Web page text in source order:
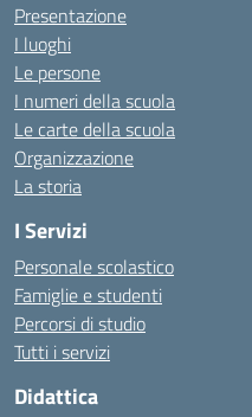
Presentazione
I luoghi
Le persone
I numeri della scuola
Le carte della scuola
Organizzazione
La storia
I Servizi
Personale scolastico
Famiglie e studenti
Percorsi di studio
Tutti i servizi
Didattica